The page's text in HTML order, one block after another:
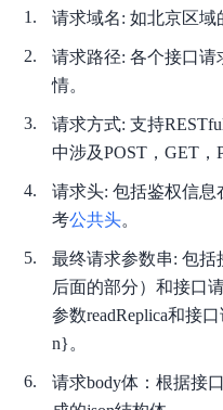
请求域名: 如北京区域
请求路径: 各个接口
情。
请求方式: 支持
中涉及POST，GET，
请求头: 包括鉴权信
考公共头。
最终请求参数串: 包
后面的部分）和接口
参数readReplica和接
n}。
请求body体：根据接